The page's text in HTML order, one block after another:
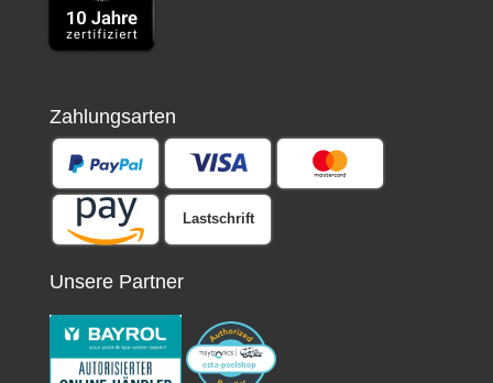
Zahlungsarten
Lastschrift
Unsere Partner